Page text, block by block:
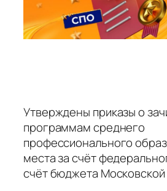
Утверждены приказы о
программам среднего
профессионального
места за счёт
счёт бюджета Московской